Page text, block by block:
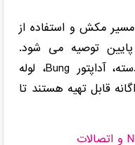
مسیر مکش و استفاده از
پایین توصیه می شود.
قطعات مصرفی و یدکی مانند دسته، آداپتور Bung، لوله
قابل تهیه هستند تا